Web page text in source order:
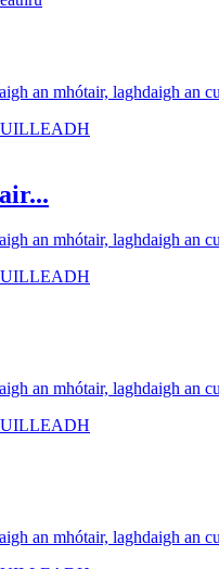
an mhótair, laghdaigh an
an mhótair, laghdaigh an
an mhótair, laghdaigh an
an mhótair, laghdaigh an